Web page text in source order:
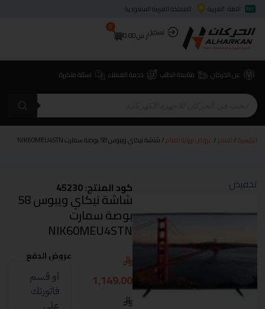
اللغة: العربية
المملكة العربية السعودية
تسجيلر.س0.00
0
عن الحركان متابعة الطلب خدمة العملاء اسئلة متكررة
الرئيسية/المتجر/عروض نهاية العام/ شاشة نيكاي ويبوس 58 بوصة سمارت NIK60MEU4STN
تخفيض كود المنتج: 45230
شاشة نيكاي ويبوس 58
بوصة سمارت
NIK60MEU4STN
1,149.00
عروض الدفع